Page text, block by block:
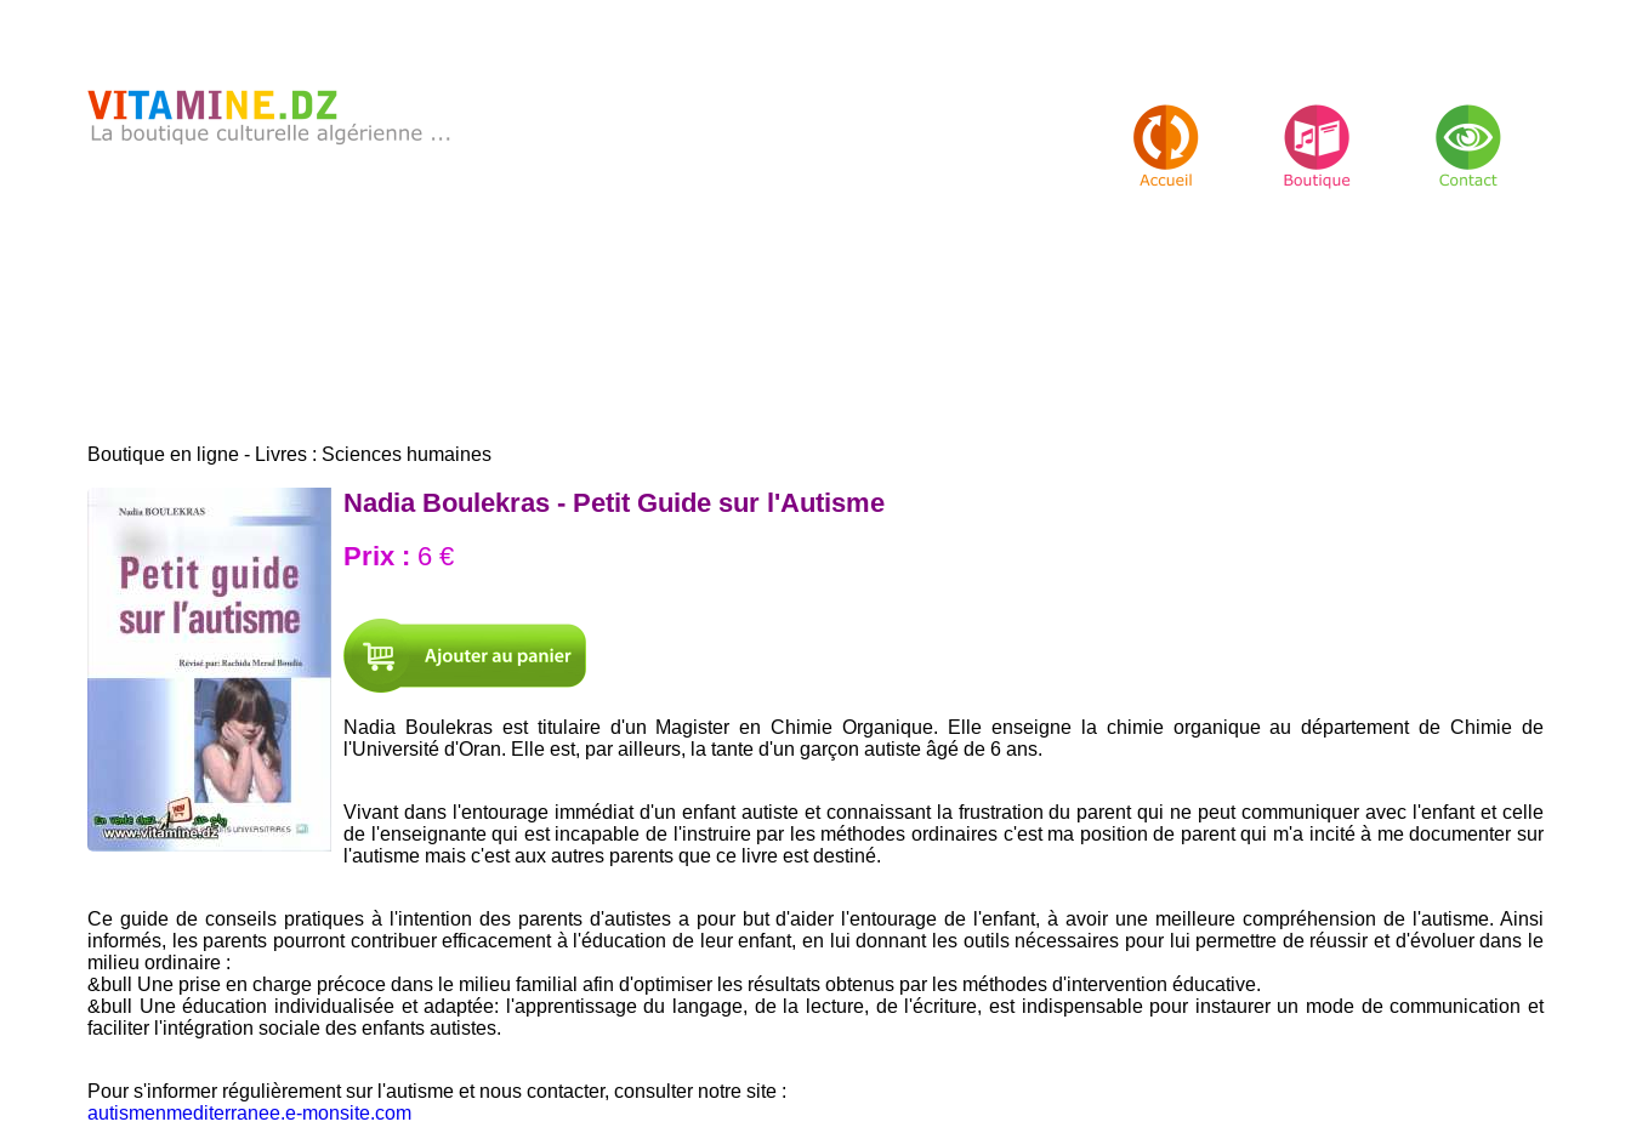
Boutique en ligne - Livres : Sciences humaines
Nadia Boulekras - Petit Guide sur l'Autisme
Prix : 6 €
Nadia Boulekras est titulaire d'un Magister en Chimie Organique. Elle enseigne la chimie organique au département de Chimie de
l'Université d'Oran. Elle est, par ailleurs, la tante d'un garçon autiste âgé de 6 ans.
Vivant dans l'entourage immédiat d'un enfant autiste et connaissant la frustration du parent qui ne peut communiquer avec l'enfant et celle
de l'enseignante qui est incapable de l'instruire par les méthodes ordinaires c'est ma position de parent qui m'a incité à me documenter sur
l'autisme mais c'est aux autres parents que ce livre est destiné.
Ce guide de conseils pratiques à l'intention des parents d'autistes a pour but d'aider l'entourage de l'enfant, à avoir une meilleure compréhension de l'autisme. Ainsi
informés, les parents pourront contribuer efficacement à l'éducation de leur enfant, en lui donnant les outils nécessaires pour lui permettre de réussir et d'évoluer dans le
milieu ordinaire :
&bull Une prise en charge précoce dans le milieu familial afin d'optimiser les résultats obtenus par les méthodes d'intervention éducative.
&bull Une éducation individualisée et adaptée: l'apprentissage du langage, de la lecture, de l'écriture, est indispensable pour instaurer un mode de communication et
faciliter l'intégration sociale des enfants autistes.
Pour s'informer régulièrement sur l'autisme et nous contacter, consulter notre site :
autismenmediterranee.e-monsite.com